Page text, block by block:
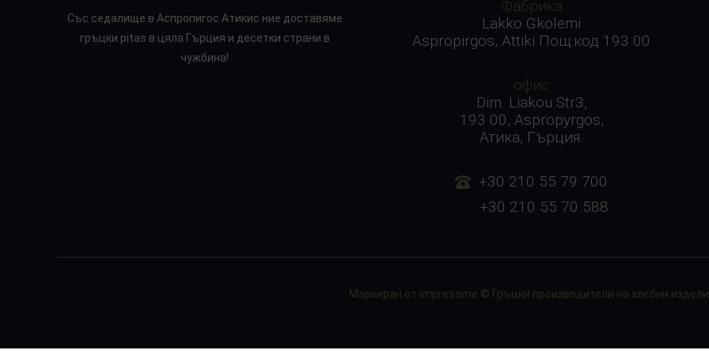
Със седалище в Аспропигос Атикис ние доставяме
гръцки pitas в цяла Гърция и десетки страни в
чужбина!
Фабрика
Lakko Gkolemi
Aspropirgos, Attiki Пощ.код 193 00
офис
Dim. Liakou Str3,
193 00, Aspropyrgos,
Атика, Гърция.
:+30 210 55 79 700
:+30 210 55 70 588
Маркиран от impressme © Гръцки производители на хлебни